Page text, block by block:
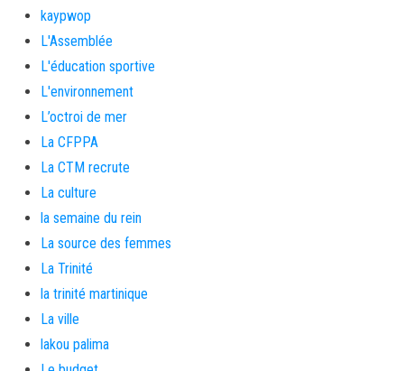
kaypwop
L'Assemblée
L'éducation sportive
L'environnement
L’octroi de mer
La CFPPA
La CTM recrute
La culture
la semaine du rein
La source des femmes
La Trinité
la trinité martinique
La ville
lakou palima